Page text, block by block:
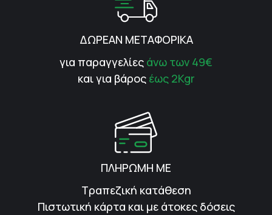
ΔΩΡΕΑΝ ΜΕΤΑΦΟΡΙΚΑ
για παραγγελίες άνω των 49€
και για βάρος έως 2Kgr
ΠΛΗΡΩΜΗ ΜΕ
Τραπεζική κατάθεση
Πιστωτική κάρτα και με άτοκες δόσεις